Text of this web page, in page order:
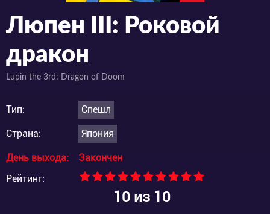
Люпен III: Роковой
дракон
Lupin the 3rd: Dragon of Doom
Тип: Спешл
Страна: Япония
День выхода:
Закончен
Рейтинг:
10из 10